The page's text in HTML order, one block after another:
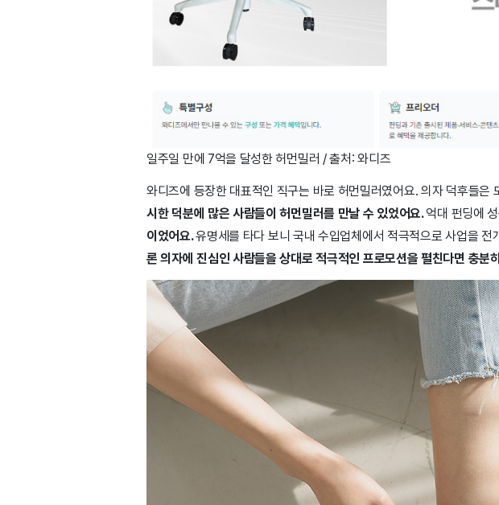
일주일 만에 7억을 달성한 허먼밀러 / 출처: 와디즈
와디즈에 등장한 대표적인 직구는 바로 허먼밀러였어요. 의자 덕후들은
시한 덕분에 많은 사람들이 허먼밀러를 만날 수 있었어요.억대 펀딩에
이었어요.유명세를 타다 보니 국내 수입업체에서 적극적으로 사업을 전
론 의자에 진심인 사람들을 상대로 적극적인 프로모션을 펼친다면 충